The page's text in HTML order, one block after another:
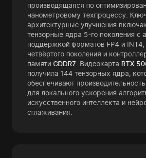
производящаяся по
нанометровому техпроцессу.
архитектурные улучшения
тензорные ядра 5-го поколения с
поддержкой форматов FP4 и INT4,
четвёртого поколения и
памяти GDDR7 . Видеокарта RTX
получила 144 тензорных ядра,
обеспечивают
для локального ускорения
искусственного интеллекта и
сглаживания.